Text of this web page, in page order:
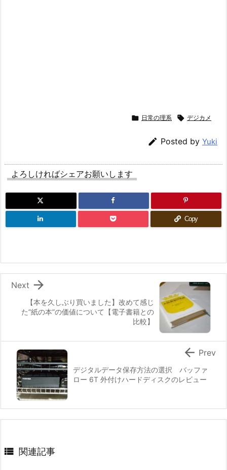
 日常の理系  デジカメ
 Posted by Yuki
よろしければシェアお願いします
Copy
【本を久しぶり買いました】改めて感じ
た”紙の本”の価値について【電子書籍との
比較】

Next
デジタルデータ保存方法の選択 バッファ
ロー 6T 外付けハードディスクのレビュー
 Prev
 関連記事